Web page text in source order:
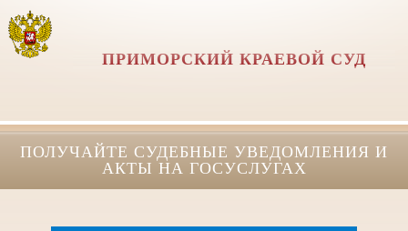
ПРИМОРСКИЙ КРАЕВОЙ СУД
ПОЛУЧАЙТЕ СУДЕБНЫЕ УВЕДОМЛЕНИЯ И
АКТЫ НА ГОСУСЛУГАХ